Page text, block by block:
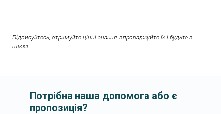
Підписуйтесь, отримуйте цінні знання, впроваджуйте їх і будьте в
плюсі
Потрібна наша допомога або є
пропозиція?